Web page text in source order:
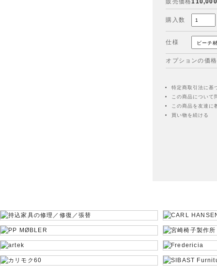
販売価格
購入数
仕様
オプションの価
特定商取引法に基
この商品について
この商品を友達に
買い物を続ける